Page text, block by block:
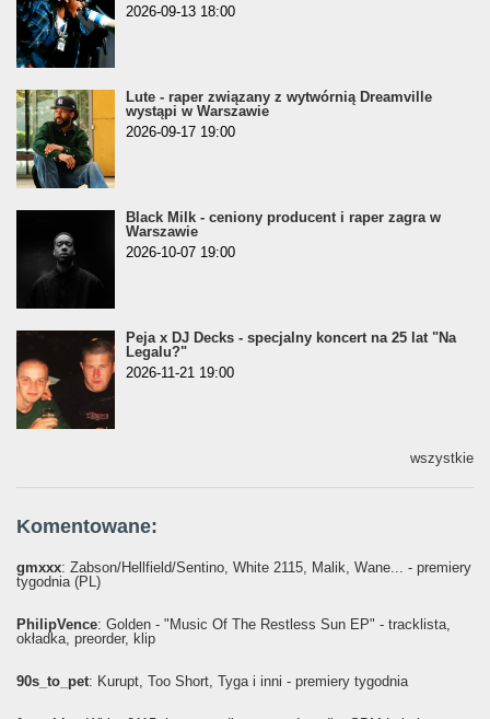
2026-09-13 18:00
Lute - raper związany z wytwórnią Dreamville
wystąpi w Warszawie
2026-09-17 19:00
Black Milk - ceniony producent i raper zagra w
Warszawie
2026-10-07 19:00
Peja x DJ Decks - specjalny koncert na 25 lat "Na
Legalu?"
2026-11-21 19:00
wszystkie
Komentowane:
gmxxx: Żabson/Hellfield/Sentino, White 2115, Malik, Wane... - premiery
tygodnia (PL)
PhilipVence: Golden - "Music Of The Restless Sun EP" - tracklista,
okładka, preorder, klip
90s_to_pet: Kurupt, Too Short, Tyga i inni - premiery tygodnia